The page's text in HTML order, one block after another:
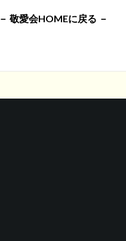
－ 敬愛会HOMEに戻る －